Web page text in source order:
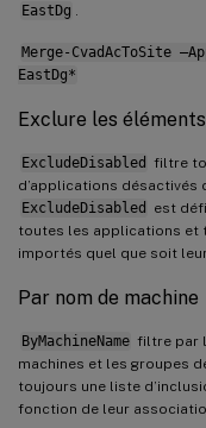
EastDg
Merge-CvadAcToSite
EastDg*
Exclure les
ExcludeDisabled filtre
d’applications désactivés
ExcludeDisabled
est
toutes les applications et
importés quel que soit
Par nom de machine
ByMachineName filtre par
machines et les groupes
toujours une liste
fonction de leur